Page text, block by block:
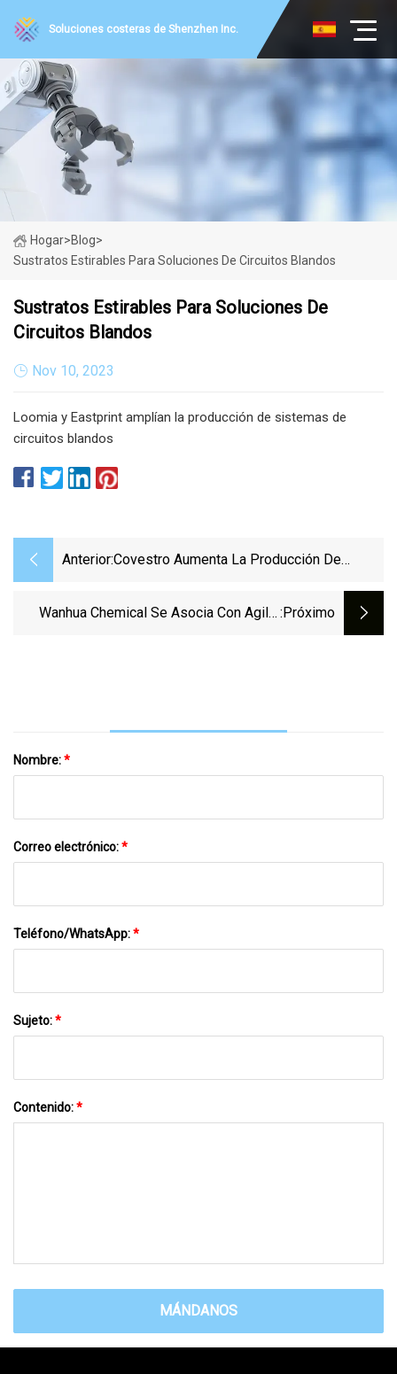
Soluciones costeras de Shenzhen Inc.
Hogar>Blog>
Sustratos Estirables Para Soluciones De Circuitos Blandos
Sustratos Estirables Para Soluciones De
Circuitos Blandos
Nov 10, 2023
Loomia y Eastprint amplían la producción de sistemas de
circuitos blandos
Anterior:Covestro Aumenta La Producción De
Wanhua Chemical Se Asocia Con Agilis :próximo
Nombre:*
Correo electrónico:*
Teléfono/WhatsApp:*
Sujeto:*
Contenido:*
MÁNDANOS